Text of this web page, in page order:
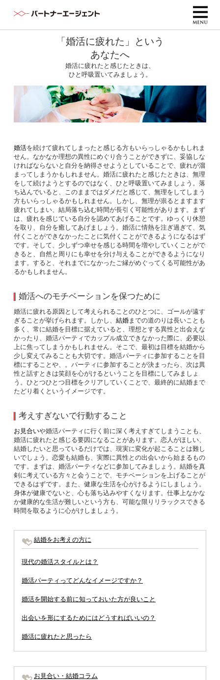
「婚活に疲れた」という
あなたへ
婚活に疲れたと感じたときは、
ひと呼吸置いてみましょう。
婚活を続けて疲れてしまったと感じる方もいらっしゃるかもしれま
せん。なかなか理想の異性にめぐり合うことができずに、妥協しな
ければならないと自分を納得させようとしていることで、疲れが溜
まってしまうかもしれません。婚活に疲れたと感じたときは、無理
をして続けようとするのではなく、ひと呼吸置いてみましょう。落
ち込んでいると、このままではダメだと感じて、無理をしてしまう
方もいらっしゃるかもしれません。しかし、無理が祟るとますます
疲れてしまい、結局落ち込む時間が長引く可能性があります。まず
は、疲れを感じている自分を認めてあげることです。ゆっくり休憩
を取り、自分を癒してあげましょう。婚活に情熱を注ぎ過ぎて、気
付くことができなかったことに気付くことができるようになるはず
です。そして、少しずつ幸せを感じる時間を増やしていくことがで
きると、自然と周りにも幸せを分け与えることができるようになり
ます。すると、それまでになかったご縁がめぐってくる可能性があ
るかもしれません。
婚活へのモチベーションを保つために
婚活に疲れる原因として考えられることのひとつに、ゴールが遠す
ぎることが挙げられます。しかし、 結婚 までの道のりは長いことも
多く、常に結婚を目標に据えていると、理想とする異性と出会えな
かったり、婚活パーティでカップル成立できなかった際に、必要以
上に焦ってしまうかもしれません。そこで、最初は目標を結婚から
少し変えてみることも大切です。婚活パーティに参加することを目
標にすることや、。パーティに参加することが決まったら、次は異
性と話すときは笑顔を心がけるということを目標にしてみましょ
う。ひとつひとつ目標をクリアしていくことで、最終的に結婚まで
たどり着くというイメージです。
考えすぎないで行動すること
お見合いや婚活パーティに行く前に深く考えすぎてしまうことも、
婚活に疲れたと感じる要因になることがあります。恋人がほしい、
結婚したいと思っているだけでは、現実に変化が起こることは難し
いでしょう。恋愛も結婚も、実際に異性との出会いから始まるもの
です。まずは、婚活パーティなどに参加してみましょう。結婚を真
剣に考えている方々と会うことで、モチベーションを上げることが
できるはずです。また、健康な生活を心がけるようにしましょう。
身体が健康でないと、心も落ち込みやすくなります。仕事上なかな
か健康的な生活が難しいという方も、可能な限りリラックスできる
時間を取るように心がけしましょう。
結婚をお考えの方に
現代の婚活スタイルとは？
婚活パーティってどんなイメージですか？
婚活を開始する前に知っておいた方が良いこと
出会いを形にするためにはどうすればいいの？
婚活に疲れたと思ったら
お見合い・結婚コラム